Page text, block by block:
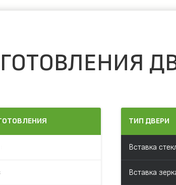
ТИП ДВЕРИ
Вставка
Вставка